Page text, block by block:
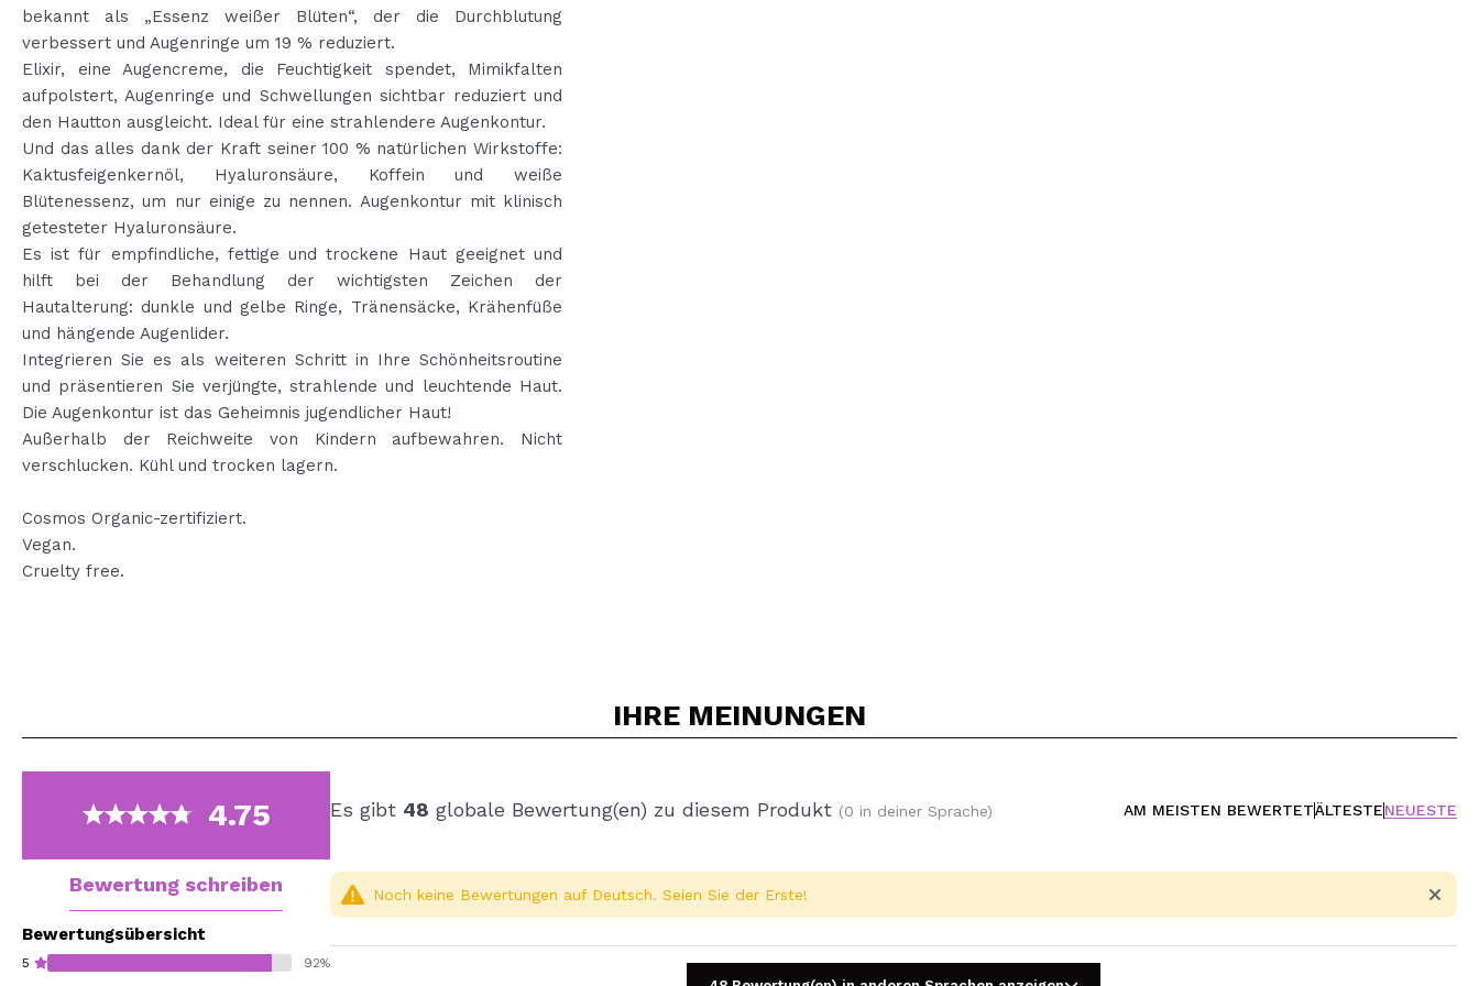
bekannt als „Essenz weißer Blüten“, der die Durchblutung
verbessert und Augenringe um 19 % reduziert.
Elixir, eine Augencreme, die Feuchtigkeit spendet, Mimikfalten
aufpolstert, Augenringe und Schwellungen sichtbar reduziert und
den Hautton ausgleicht. Ideal für eine strahlendere Augenkontur.
Und das alles dank der Kraft seiner 100 % natürlichen Wirkstoffe:
Kaktusfeigenkernöl, Hyaluronsäure, Koffein und weiße
Blütenessenz, um nur einige zu nennen. Augenkontur mit klinisch
getesteter Hyaluronsäure.
Es ist für empfindliche, fettige und trockene Haut geeignet und
hilft bei der Behandlung der wichtigsten Zeichen der
Hautalterung: dunkle und gelbe Ringe, Tränensäcke, Krähenfüße
und hängende Augenlider.
Integrieren Sie es als weiteren Schritt in Ihre Schönheitsroutine
und präsentieren Sie verjüngte, strahlende und leuchtende Haut.
Die Augenkontur ist das Geheimnis jugendlicher Haut!
Außerhalb der Reichweite von Kindern aufbewahren. Nicht
verschlucken. Kühl und trocken lagern.
Cosmos Organic-zertifiziert.
Vegan.
Cruelty free.
IHRE MEINUNGEN
4.75
Bewertung schreiben
Bewertungsübersicht
5 92%
Es gibt 48 globale Bewertung(en) zu diesem Produkt (0 in deiner Sprache) AM MEISTEN BEWERTETÄLTESTENEUESTE
Noch keine Bewertungen auf Deutsch. Seien Sie der Erste!